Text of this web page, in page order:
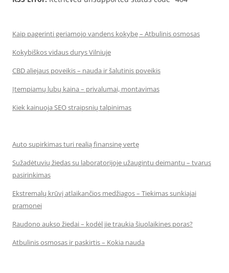
Kaip pagerinti geriamojo vandens kokybę – Atbulinis osmosas
Kokybiškos vidaus durys Vilniuje
CBD aliejaus poveikis – nauda ir šalutinis poveikis
Įtempiamų lubų kaina – privalumai, montavimas
Kiek kainuoja SEO straipsnių talpinimas
Auto supirkimas turi realią finansinę vertę
Sužadėtuvių žiedas su laboratorijoje užaugintu deimantu – tvarus
pasirinkimas
Ekstremalų krūvį atlaikančios medžiagos – Tiekimas sunkiajai
pramonei
Raudono aukso žiedai – kodėl jie traukia šiuolaikines poras?
Atbulinis osmosas ir paskirtis – Kokia nauda